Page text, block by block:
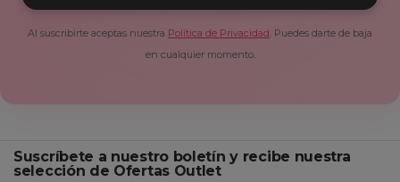
Al suscribirte aceptas nuestra Política de Privacidad . Puedes darte de baja
en cualquier momento.
Suscríbete a nuestro boletín y recibe nuestra
selección de Ofertas Outlet